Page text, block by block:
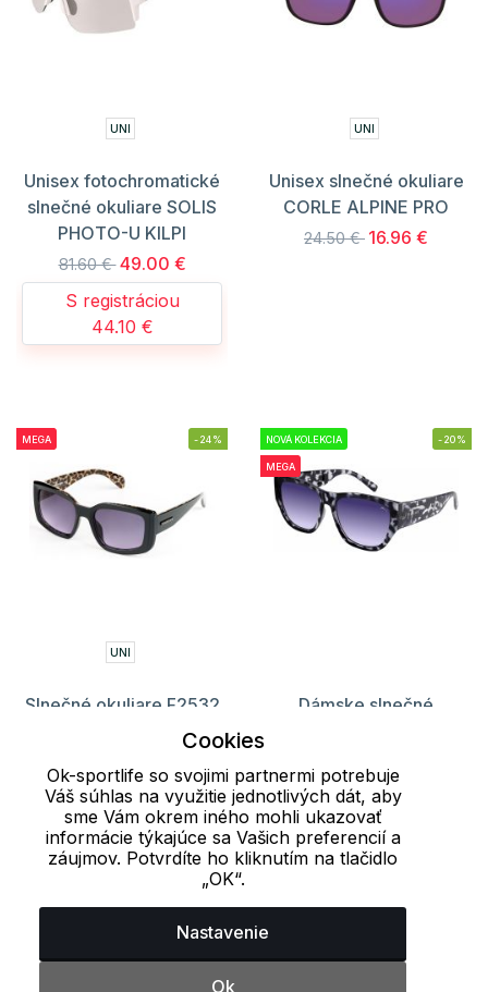
UNI
Unisex fotochromatické
slnečné okuliare SOLIS
PHOTO-U KILPI
81.60 € 49.00 €
S registráciou
44.10 €
UNI
Unisex slnečné okuliare
CORLE ALPINE PRO
24.50 € 16.96 €
MEGA -24%
UNI
Slnečné okuliare F2532
NOVÁ KOLEKCIA
MEGA
-20%
Dámske slnečné
Načítať ďalších 24 položiek
1 2 3 4 5 6
Naposledy prezerané produkty
Cookies
Ok-sportlife so svojimi partnermi potrebuje
Váš súhlas na využitie jednotlivých dát, aby
sme Vám okrem iného mohli ukazovať
informácie týkajúce sa Vašich preferencií a
záujmov. Potvrdíte ho kliknutím na tlačidlo
„OK“.
Nastavenie
Ok